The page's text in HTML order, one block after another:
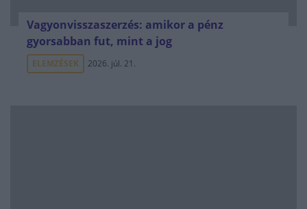
Vagyonvisszaszerzés: amikor a pénz
gyorsabban fut, mint a jog
ELEMZÉSEK 2026. júl. 21.